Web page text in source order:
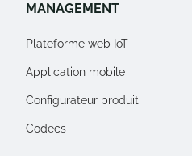
MANAGEMENT
Plateforme web IoT
Application mobile
Configurateur produit
Codecs